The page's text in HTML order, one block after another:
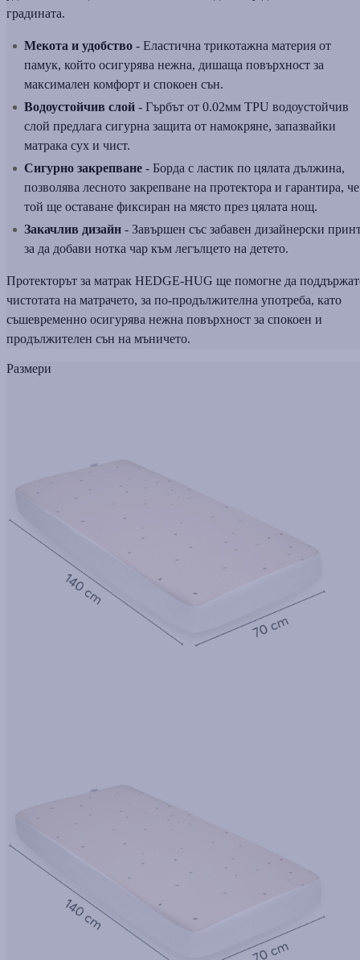
градината.
Мекота и удобство - Еластична трикотажна материя от
памук, който осигурява нежна, дишаща повърхност за
максимален комфорт и спокоен сън.
Водоустойчив слой - Гърбът от 0.02мм TPU водоустойчив
слой предлага сигурна защита от намокряне, запазвайки
матрака сух и чист.
Сигурно закрепване - Борда с ластик по цялата дължина,
позволява лесното закрепване на протектора и гарантира, че
той ще оставане фиксиран на място през цялата нощ.
Закачлив дизайн - Завършен със забавен дизайнерски
за да добави нотка чар към легълцето на детето.
Протекторът за матрак HEDGE-HUG ще помогне да
чистотата на матрачето, за по-продължителна употреба, като
съшевременно осигурява нежна повърхност за спокоен и
продължителен сън на мъничето.
Размери